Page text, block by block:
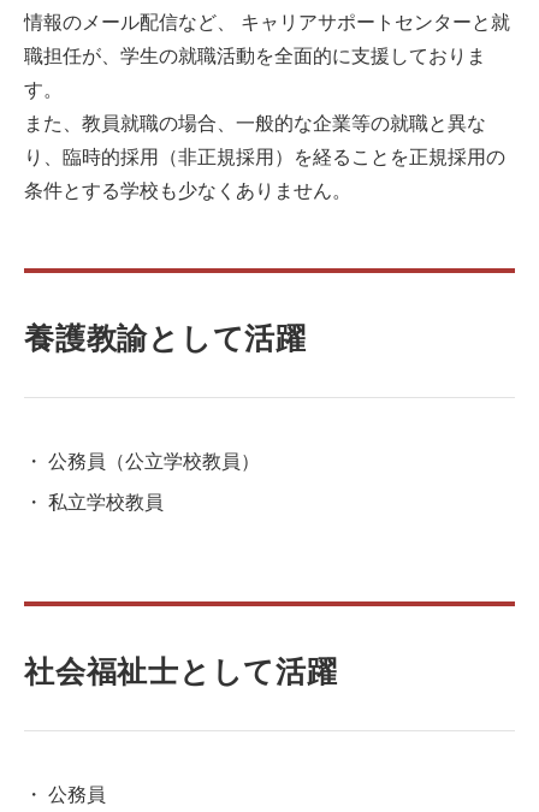
情報のメール配信など、 キャリアサポートセンターと就
職担任が、学生の就職活動を全面的に支援しておりま
す。
また、教員就職の場合、一般的な企業等の就職と異な
り、臨時的採用（非正規採用）を経ることを正規採用の
条件とする学校も少なくありません。
養護教諭として活躍
公務員（公立学校教員）
私立学校教員
社会福祉士として活躍
公務員